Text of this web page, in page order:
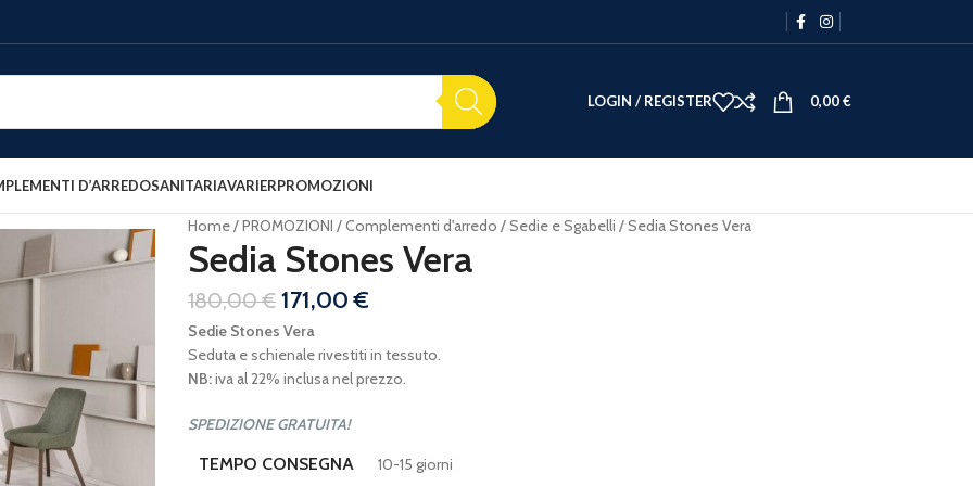
LOGIN / REGISTER 0,00€
D’ARREDOSANITARIAVARIERPROMOZIONI
Home PROMOZIONI Complementi d'arredo Sedie e Sgabelli Sedia Stones Vera
Sedia Stones Vera
180,00€ 171,00€
Sedie Stones Vera
Seduta e schienale rivestiti in tessuto.
NB:iva al 22% inclusa nel prezzo.
SPEDIZIONE GRATUITA!
TEMPO CONSEGNA 10-15 giorni